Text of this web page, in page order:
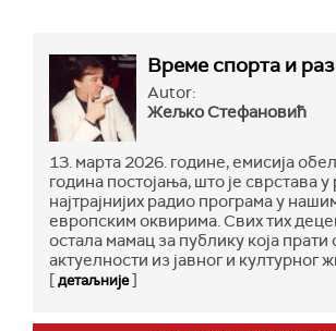
Време спорта и
Autor:
Жељко Стефановић
13. марта 2026. године, емисија
година постојања, што је сврстава у
најтрајнијих радио програма у
европским оквирима. Свих тих
остала мамац за публику која прати
актуелности из јавног и културног
[детаљније]